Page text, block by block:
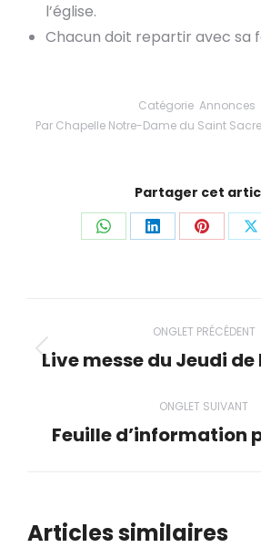
l’église.
Chacun doit repartir avec sa
Catégorie Annonces
Par Chapelle Notre-Dame du Saint
Partager cet
PartagerPartager
Navigation
de
commentaire
ONGLET PRÉCÉDENT
Onglet
Live messe du Jeudi de
ONGLET SUIVANT
Onglet
Feuille d’information
Articles similaires